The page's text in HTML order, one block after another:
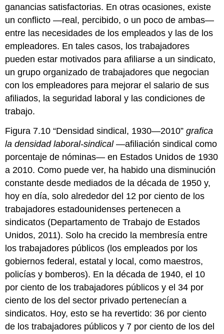
ganancias satisfactorias. En otras ocasiones, existe
un conflicto —real, percibido, o un poco de ambas—
entre las necesidades de los empleados y las de los
empleadores. En tales casos, los trabajadores
pueden estar motivados para afiliarse a un sindicato,
un grupo organizado de trabajadores que negocian
con los empleadores para mejorar el salario de sus
afiliados, la seguridad laboral y las condiciones de
trabajo.
Figura 7.10 “Densidad sindical, 1930—2010”grafica
la densidad laboral-sindical—afiliación sindical como
porcentaje de nóminas— en Estados Unidos de 1930
a 2010. Como puede ver, ha habido una disminución
constante desde mediados de la década de 1950 y,
hoy en día, solo alrededor del 12 por ciento de los
trabajadores estadounidenses pertenecen a
sindicatos (Departamento de Trabajo de Estados
Unidos, 2011). Solo ha crecido la membresía entre
los trabajadores públicos (los empleados por los
gobiernos federal, estatal y local, como maestros,
policías y bomberos). En la década de 1940, el 10
por ciento de los trabajadores públicos y el 34 por
ciento de los del sector privado pertenecían a
sindicatos. Hoy, esto se ha revertido: 36 por ciento
de los trabajadores públicos y 7 por ciento de los del